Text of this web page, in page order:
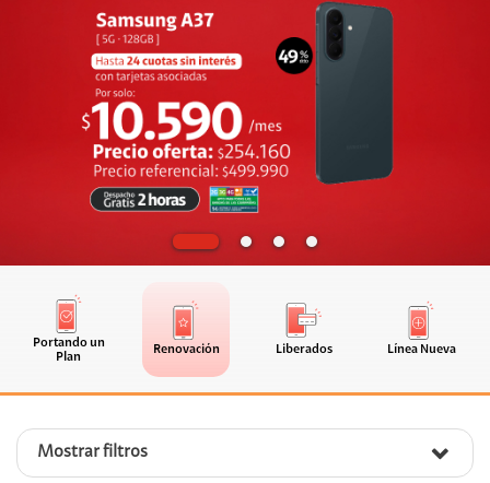
Portando un
Plan
Renovación Liberados Línea Nueva
Mostrar filtros